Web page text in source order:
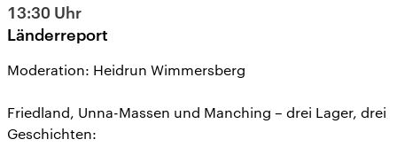
13:30 Uhr
Länderreport
Moderation: Heidrun Wimmersberg
Friedland, Unna-Massen und Manching – drei Lager, drei
Geschichten: